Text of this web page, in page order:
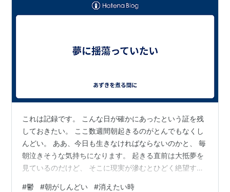
これは記録です。 こんな日が確かにあったという証を残
しておきたい。 ここ数週間朝起きるのがとんでもなくし
んどい。 ああ、今日も生きなければならないのかと、 毎
朝泣きそうな気持ちになります。 起きる直前は大抵夢を
見ているのだけど、 そこに現実が滲むとひどく絶望する
#鬱 #朝がしんどい #消えたい時